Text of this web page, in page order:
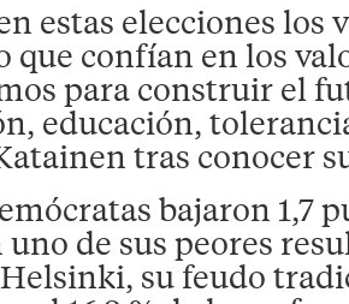
estas elecciones los
que confían en los
para construir el
educación,
tras conocer
bajaron 1,7
de sus peores
su feudo